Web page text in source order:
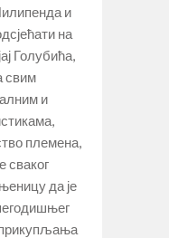
и
на
Голубића,
свим
и
племена,
сваког
да је
прикупљања